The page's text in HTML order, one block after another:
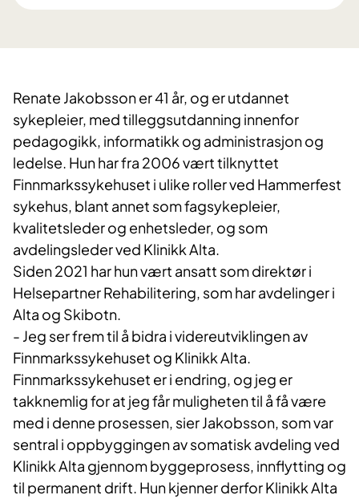
Renate Jakobsson er 41 år, og er utdannet
sykepleier, med tilleggsutdanning innenfor
pedagogikk, informatikk og administrasjon og
ledelse. Hun har fra 2006 vært tilknyttet
Finnmarkssykehuset i ulike roller ved Hammerfest
sykehus, blant annet som fagsykepleier,
kvalitetsleder og enhetsleder, og som
avdelingsleder ved Klinikk Alta.
Siden 2021 har hun vært ansatt som direktør i
Helsepartner Rehabilitering, som har avdelinger i
Alta og Skibotn.
- Jeg ser frem til å bidra i videreutviklingen av
Finnmarkssykehuset og Klinikk Alta.
Finnmarkssykehuset er i endring, og jeg er
takknemlig for at jeg får muligheten til å få være
med i denne prosessen, sier Jakobsson, som var
sentral i oppbyggingen av somatisk avdeling ved
Klinikk Alta gjennom byggeprosess, innflytting og
til permanent drift. Hun kjenner derfor Klinikk Alta